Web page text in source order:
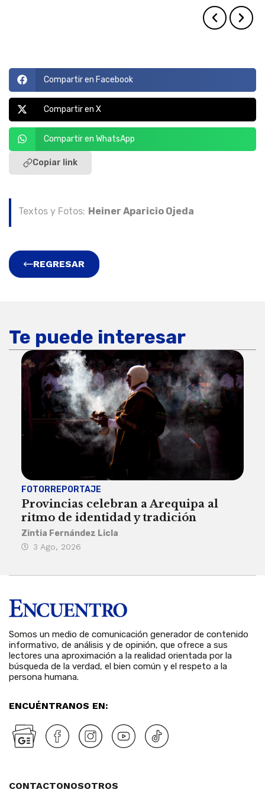
Compartir en Facebook
Compartir en X
Compartir en WhatsApp
Copiar link
Textos y Fotos: Heiner Aparicio Ojeda
REGRESAR
Te puede interesar
FOTORREPORTAJE
Provincias celebran a Arequipa al
ritmo de identidad y tradición
Zintia Fernández Licla
3 Ago, 2026
Somos un medio de comunicación generador de contenido
informativo, de análisis y de opinión, que ofrece a sus
lectores una aproximación a la realidad orientada por la
búsqueda de la verdad, el bien común y el respeto a la
persona humana.
ENCUÉNTRANOS EN:
CONTACTONOSOTROS